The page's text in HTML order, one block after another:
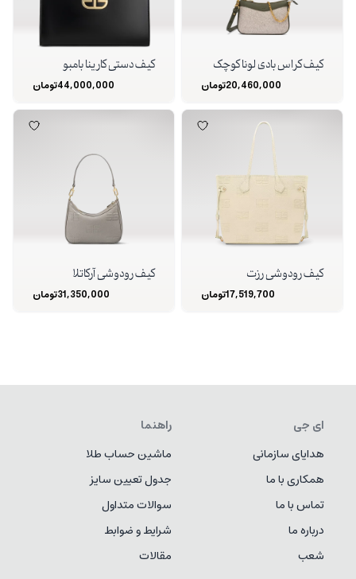
کیف کراس بادی لونا کوچک
20,460,000تومان
کیف دستی کارینا بامبو
44,000,000تومان
کیف رودوشی رزت
17,519,700تومان
کیف رودوشی آرکاتلا
31,350,000تومان
ای جی
هدایای سازمانی
همکاری با ما
تماس با ما
درباره ما
شعب
راهنما
ماشین حساب طلا
جدول تعیین سایز
سوالات متداول
شرایط و ضوابط
مقالات